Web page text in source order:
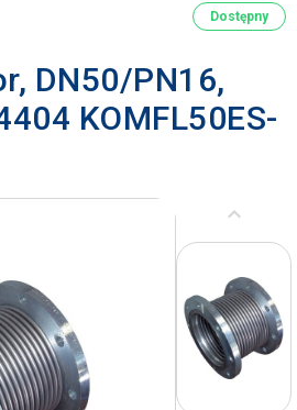
Dostępny
DN50/PN16,
KOMFL50ES-
Poprzednikeyboard_arrow_left